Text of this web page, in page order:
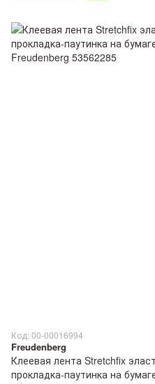
Код: 00-00016994
Freudenberg
Клеевая лента Stretchfix
прокладка-паутинка на